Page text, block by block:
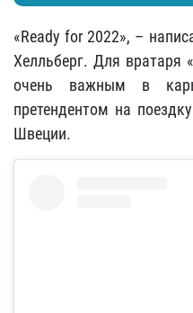
«Ready for 2022», –
Хелльберг. Для вратаря
очень важным в
претендентом на
Швеции.